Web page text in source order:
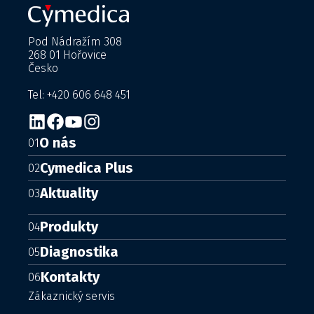
Pod Nádražím 308
268 01 Hořovice
Česko
Tel: +420 606 648 451
01O nás
02Cymedica Plus
03Aktuality
04Produkty
05Diagnostika
06Kontakty
Zákaznický servis